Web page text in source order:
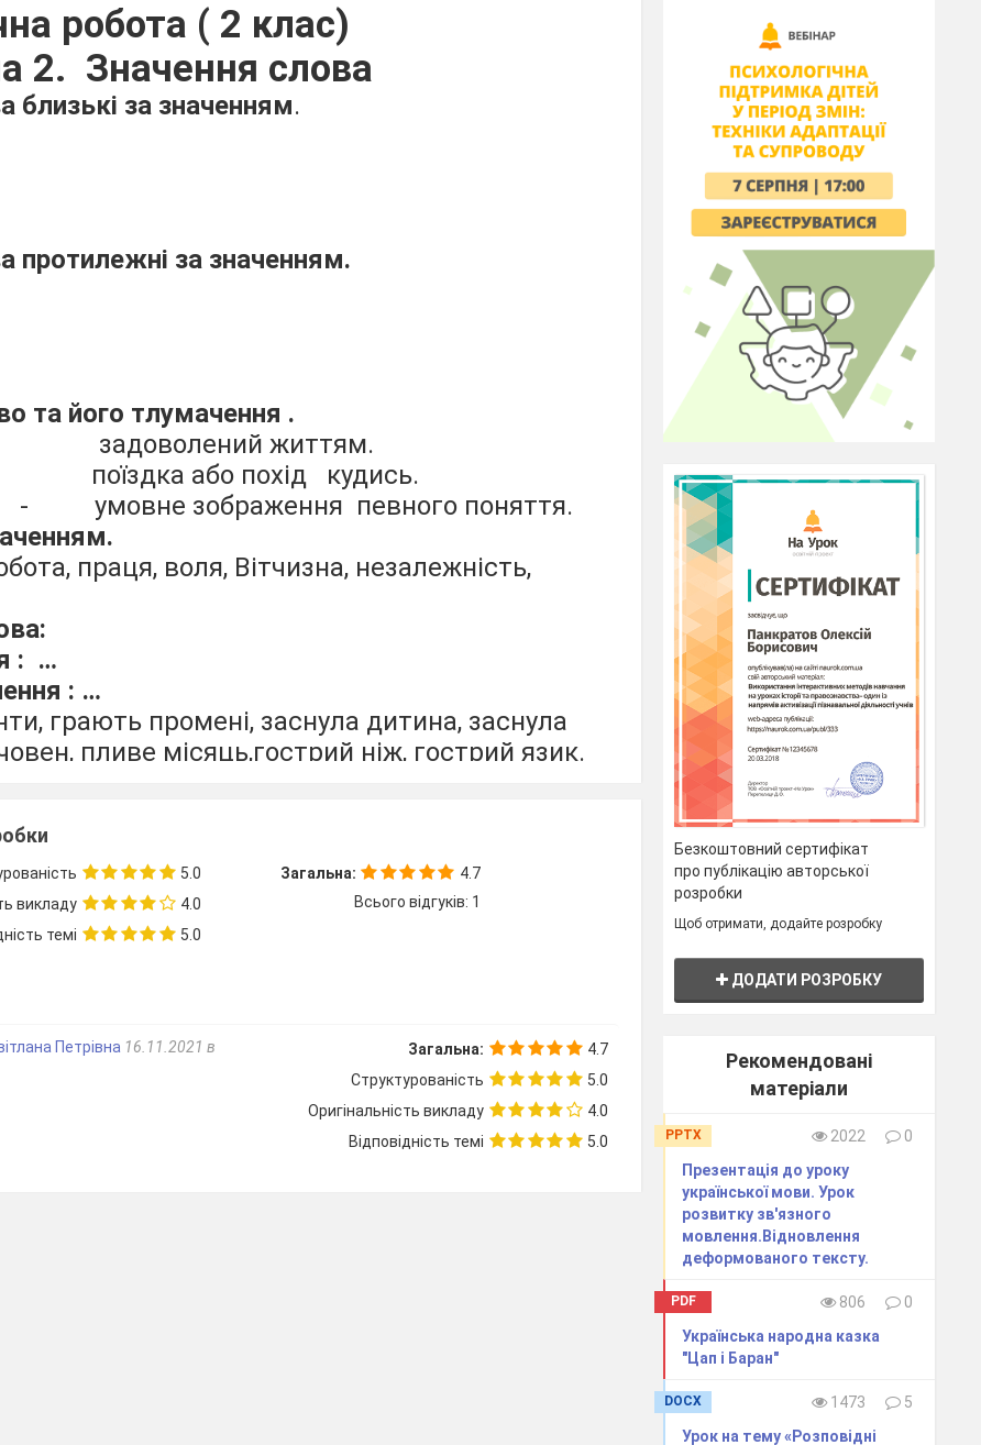
робота ( 2 клас)
2. Значення слова
близькі за значенням.
протилежні за значенням.
та його тлумачення .
задоволений життям.
або похід кудись.
- умовне зображення певного поняття.
праця, воля, Вітчизна, незалежність,
: …
: …
грають промені, заснула дитина, заснула
пливе місяць,гострий ніж, гострий язик.
місяць, гребінець, школа.
5.0
викладу
4.0
темі
5.0
Загальна:
4.7
Всього відгуків: 1
Петрівна 16.11.2021 в
Загальна:
4.7
Структурованість
5.0
Оригінальність викладу
4.0
Відповідність темі
5.0
Безкоштовний сертифікат
про публікацію авторської
розробки
Щоб отримати, додайте розробку
ДОДАТИ РОЗРОБКУ
Рекомендовані
матеріали
PPTX 2022
0
Презентація до уроку
української мови. Урок
розвитку зв'язного
мовлення.Відновлення
деформованого тексту.
PDF 806
0
Українська народна казка
"Цап і Баран"
DOCX 1473
5
Урок на тему «Розповідні